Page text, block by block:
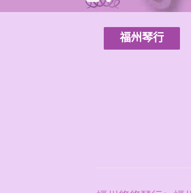
福州琴行